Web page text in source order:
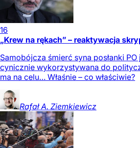
16
„Krew na rękach” – reaktywacja
Samobójcza śmierć syna posłanki
cynicznie wykorzystywana do
ma na celu… Właśnie – co właściwie?
Rafał A. Ziemkiewicz